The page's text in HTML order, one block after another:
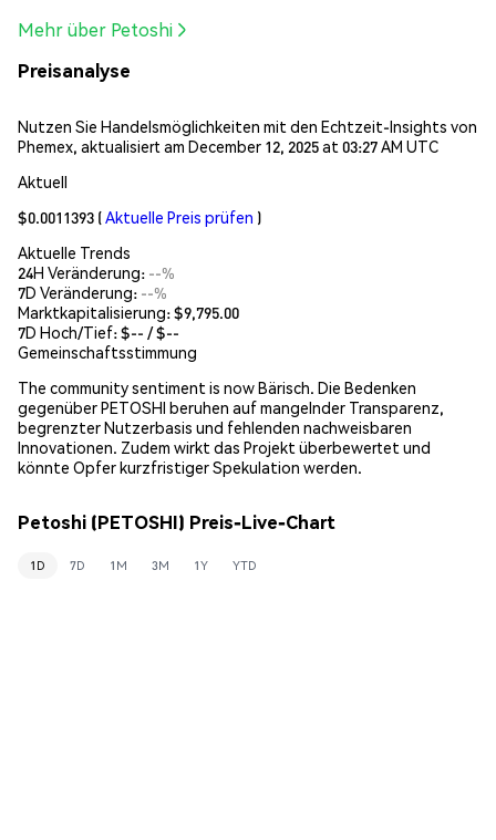
Mehr über Petoshi
Preisanalyse
Nutzen Sie Handelsmöglichkeiten mit den Echtzeit-Insights von
Phemex, aktualisiert am December 12, 2025 at 03:27 AM UTC
Aktuell
$0.0011393 (Aktuelle Preis prüfen )
Aktuelle Trends
24H Veränderung: --%
7D Veränderung: --%
Marktkapitalisierung:$9,795.00
7D Hoch/Tief: $-- / $--
Gemeinschaftsstimmung
The community sentiment is now Bärisch. Die Bedenken
gegenüber PETOSHI beruhen auf mangelnder Transparenz,
begrenzter Nutzerbasis und fehlenden nachweisbaren
Innovationen. Zudem wirkt das Projekt überbewertet und
könnte Opfer kurzfristiger Spekulation werden.
Petoshi (PETOSHI) Preis-Live-Chart
1D 7D 1M 3M 1Y YTD